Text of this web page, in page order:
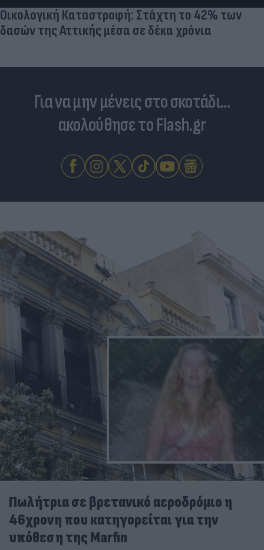
Οικολογική Καταστροφή: Στάχτη το 42% των
δασών της Αττικής μέσα σε δέκα χρόνια
Για να μην μένεις στο σκοτάδι...
ακολούθησε το Flash.gr
Πωλήτρια σε βρετανικό αεροδρόμιο η
46χρονη που κατηγορείται για την
υπόθεση της Marfin